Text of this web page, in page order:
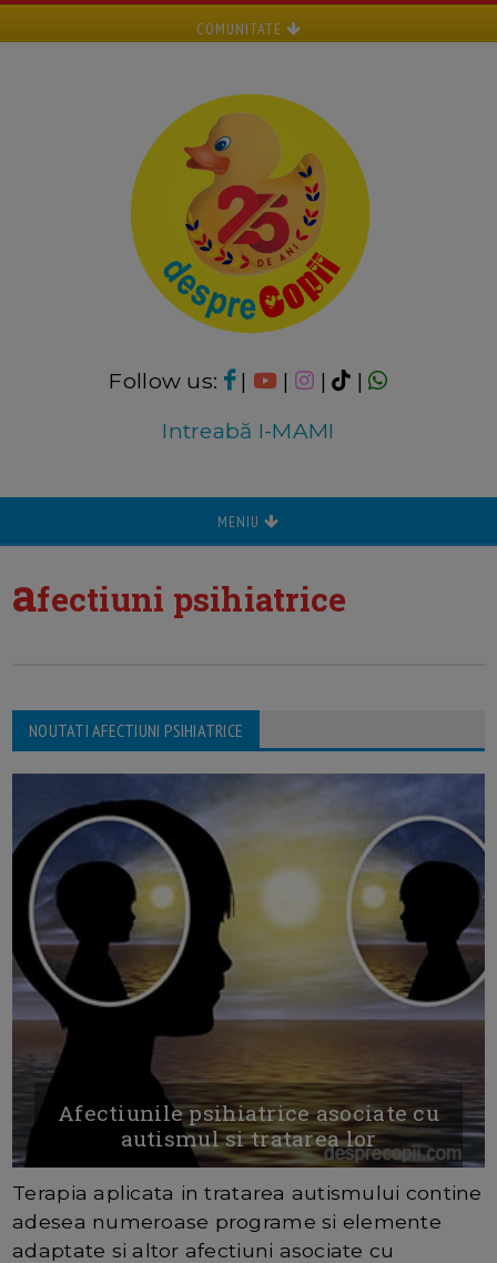
COMUNITATE
Follow us: | | |
|
Intreabă I-MAMI
MENIU
afectiuni psihiatrice
NOUTATI AFECTIUNI PSIHIATRICE
Afectiunile psihiatrice asociate cu
autismul si tratarea lor
Terapia aplicata in tratarea autismului contine
adesea numeroase programe si elemente
adaptate si altor afectiuni asociate cu